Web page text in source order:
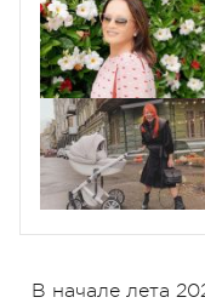
В начале лета